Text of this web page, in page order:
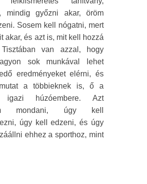
mindig győzni akar, öröm
Sosem kell nógatni, mert
akar, és azt is, mit kell hozzá
van azzal, hogy
sok munkával lehet
eredményeket elérni, és
a többieknek is, ő a
igazi húzóembere. Azt
mondani, úgy kell
úgy kell edzeni, és úgy
ehhez a sporthoz, mint